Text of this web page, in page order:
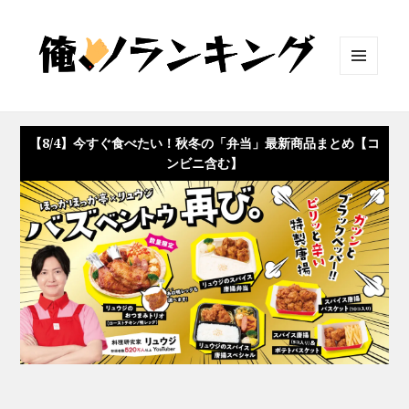
ット
【8/4】今すぐ食べたい！秋冬の「弁当」最新商品まとめ【コ
ンビニ含む】